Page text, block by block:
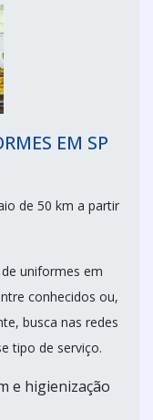
EM SP
de 50 km a partir
uniformes em
conhecidos ou,
busca nas redes
tipo de serviço.
e higienização